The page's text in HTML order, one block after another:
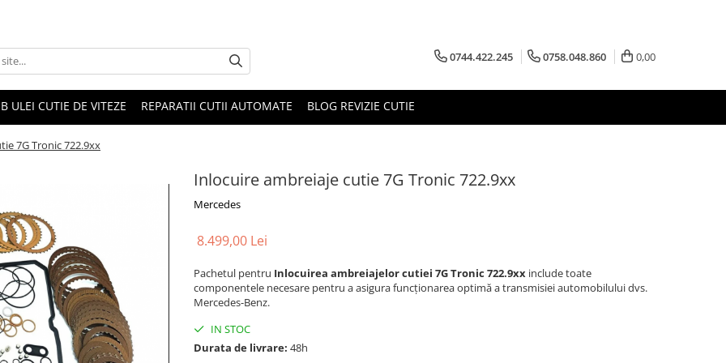
0744.422.245 0758.048.860 0,00
ULEI CUTIE DE VITEZE REPARATII CUTII AUTOMATE BLOG REVIZIE CUTIE
7G Tronic 722.9xx
Inlocuire ambreiaje cutie 7G Tronic 722.9xx
Mercedes
8.499,00 Lei
Pachetul pentru Inlocuirea ambreiajelor cutiei 7G Tronic 722.9xx include toate
componentele necesare pentru a asigura funcționarea optimă a transmisiei automobilului dvs.
Mercedes-Benz.
IN STOC
Durata de livrare: 48h